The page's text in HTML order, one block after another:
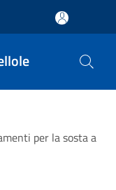
per la sosta a